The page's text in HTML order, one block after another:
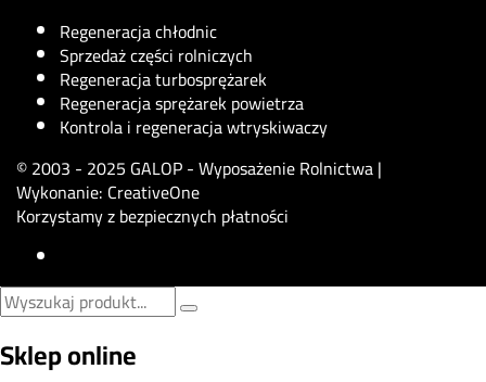
Regeneracja chłodnic
Sprzedaż części rolniczych
Regeneracja turbosprężarek
Regeneracja sprężarek powietrza
Kontrola i regeneracja wtryskiwaczy
© 2003 - 2025 GALOP - Wyposażenie Rolnictwa |
Wykonanie: CreativeOne
Korzystamy z bezpiecznych płatności
Sklep online